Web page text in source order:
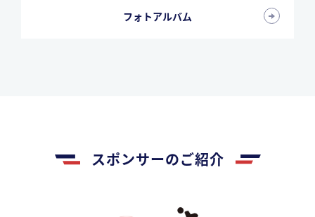
フォトアルバム
スポンサーのご紹介